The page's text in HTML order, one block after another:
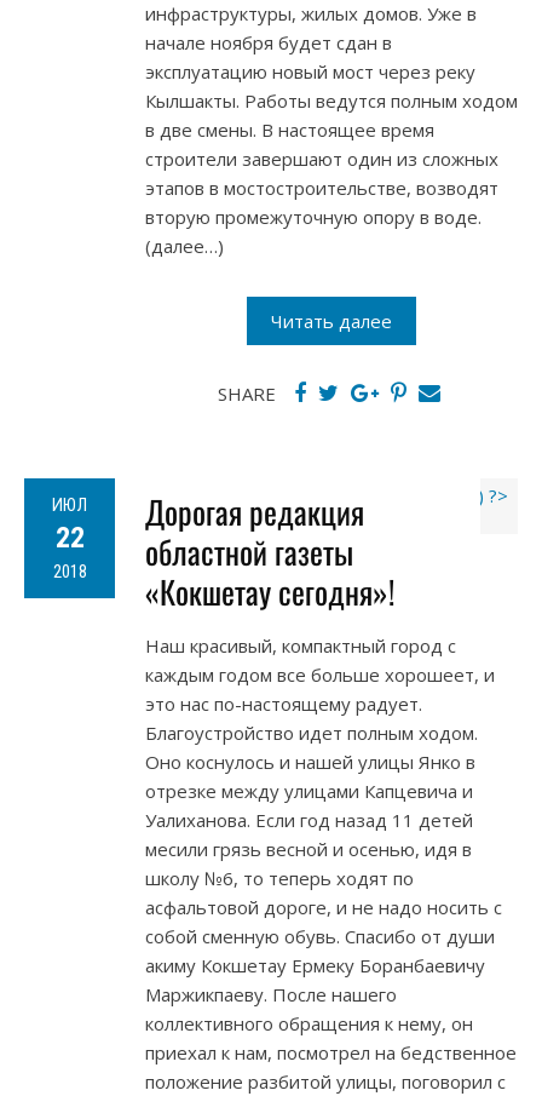
инфраструктуры, жилых домов. Уже в
начале ноября будет сдан в
эксплуатацию новый мост через реку
Кылшакты. Работы ведутся полным ходом
в две смены. В настоящее время
строители завершают один из сложных
этапов в мостостроительстве, возводят
вторую промежуточную опору в воде.
(далее…)
Читать далее
SHARE
ИЮЛ
22
2018
Дорогая редакция
областной газеты
«Кокшетау сегодня»!
Наш красивый, компактный город с
каждым годом все больше хорошеет, и
это нас по-настоящему радует.
Благоустройство идет полным ходом.
Оно коснулось и нашей улицы Янко в
отрезке между улицами Капцевича и
Уалиханова. Если год назад 11 детей
месили грязь весной и осенью, идя в
школу №6, то теперь ходят по
асфальтовой дороге, и не надо носить с
собой сменную обувь. Спасибо от души
акиму Кокшетау Ермеку Боранбаевичу
Маржикпаеву. После нашего
коллективного обращения к нему, он
приехал к нам, посмотрел на бедственное
положение разбитой улицы, поговорил с